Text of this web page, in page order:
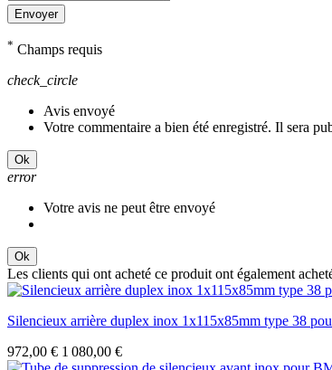
Envoyer
* Champs requis
check_circle
Avis envoyé
Votre commentaire a bien été enregistré. Il sera
Ok
error
Votre avis ne peut être envoyé
Ok
Les clients qui ont acheté ce produit ont également
Silencieux arrière duplex inox 1x115x85mm type 38
972,00 € 1 080,00 €